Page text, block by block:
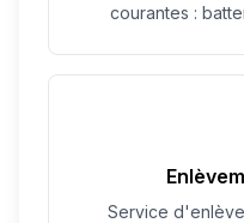
courantes :
Service